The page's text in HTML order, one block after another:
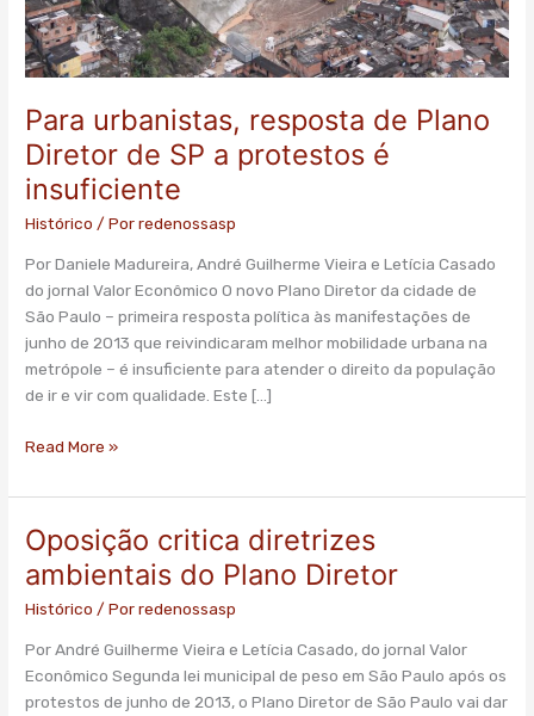
Para urbanistas, resposta de Plano
Diretor de SP a protestos é
insuficiente
Histórico / Porredenossasp
Por Daniele Madureira, André Guilherme Vieira e Letícia Casado
do jornal Valor Econômico O novo Plano Diretor da cidade de
São Paulo – primeira resposta política às manifestações de
junho de 2013 que reivindicaram melhor mobilidade urbana na
metrópole – é insuficiente para atender o direito da população
de ir e vir com qualidade. Este […]
é
insuficiente
Read More »
Oposição critica diretrizes
ambientais do Plano Diretor
Histórico / Porredenossasp
Por André Guilherme Vieira e Letícia Casado, do jornal Valor
Econômico Segunda lei municipal de peso em São Paulo após os
protestos de junho de 2013, o Plano Diretor de São Paulo vai dar
Oposição
critica
diretrizes
ambientais